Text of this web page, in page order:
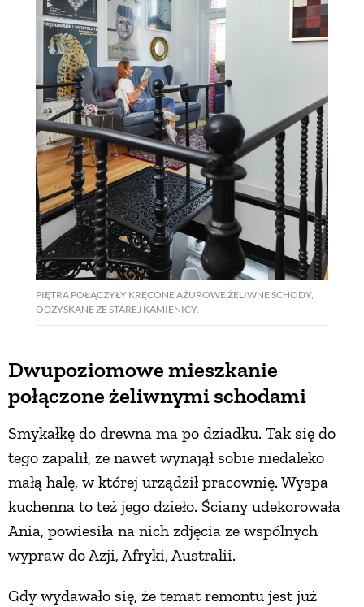
PIĘTRA POŁĄCZYŁY KRĘCONE AŻUROWE ŻELIWNE SCHODY,
ODZYSKANE ZE STAREJ KAMIENICY.
Dwupoziomowe mieszkanie
połączone żeliwnymi schodami
Smykałkę do drewna ma po dziadku. Tak się do
tego zapalił, że nawet wynajął sobie niedaleko
małą halę, w której urządził pracownię. Wyspa
kuchenna to też jego dzieło. Ściany udekorowała
Ania, powiesiła na nich zdjęcia ze wspólnych
wypraw do Azji, Afryki, Australii.
Gdy wydawało się, że temat remontu jest już